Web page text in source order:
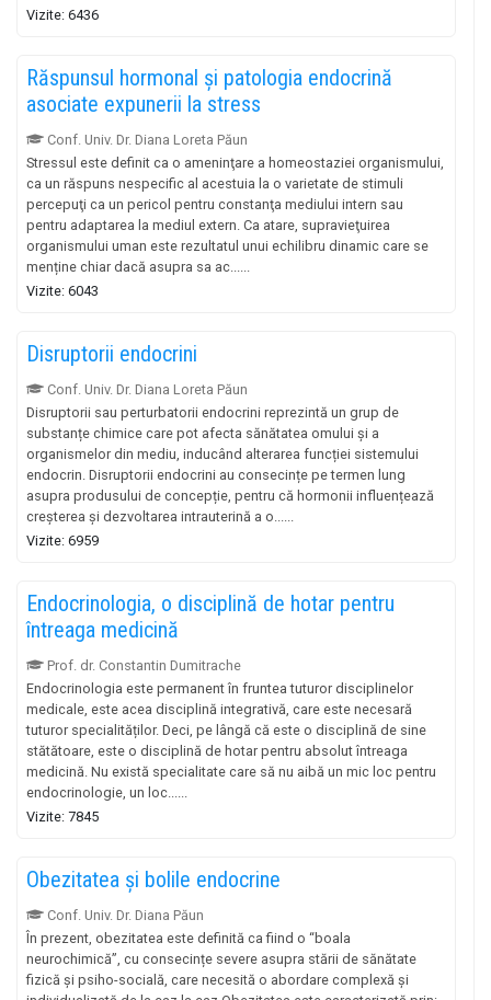
Vizite: 6436
Răspunsul hormonal și patologia endocrină
asociate expunerii la stress
Conf. Univ. Dr. Diana Loreta Păun
Stressul este definit ca o ameninţare a homeostaziei organismului,
ca un răspuns nespecific al acestuia la o varietate de stimuli
percepuţi ca un pericol pentru constanţa mediului intern sau
pentru adaptarea la mediul extern. Ca atare, supravieţuirea
organismului uman este rezultatul unui echilibru dinamic care se
menține chiar dacă asupra sa ac......
Vizite: 6043
Disruptorii endocrini
Conf. Univ. Dr. Diana Loreta Păun
Disruptorii sau perturbatorii endocrini reprezintă un grup de
substanțe chimice care pot afecta sănătatea omului și a
organismelor din mediu, inducând alterarea funcției sistemului
endocrin. Disruptorii endocrini au consecințe pe termen lung
asupra produsului de concepție, pentru că hormonii influențează
creșterea și dezvoltarea intrauterină a o......
Vizite: 6959
Endocrinologia, o disciplină de hotar pentru
întreaga medicină
Prof. dr. Constantin Dumitrache
Endocrinologia este permanent în fruntea tuturor disciplinelor
medicale, este acea disciplină integrativă, care este necesară
tuturor specialităților. Deci, pe lângă că este o disciplină de sine
stătătoare, este o disciplină de hotar pentru absolut întreaga
medicină. Nu există specialitate care să nu aibă un mic loc pentru
endocrinologie, un loc......
Vizite: 7845
Obezitatea și bolile endocrine
Conf. Univ. Dr. Diana Păun
În prezent, obezitatea este definită ca fiind o “boala
neurochimică”, cu consecințe severe asupra stării de sănătate
fizică și psiho-socială, care necesită o abordare complexă și